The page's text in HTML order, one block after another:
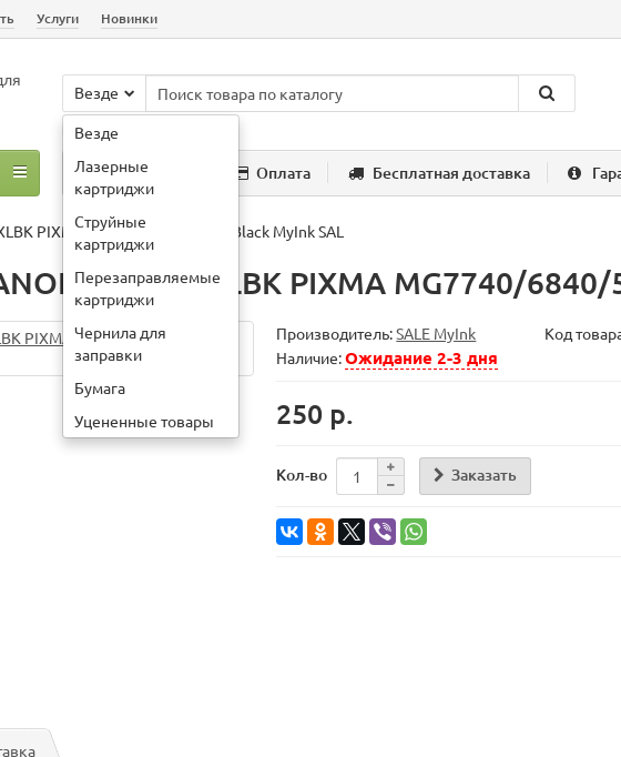
Услуги Новинки
Везде
Везде
Лазерные
картриджи
Струйные
картриджи
Перезаправляемые
картриджи
Чернила для
заправки
Бумага
Уцененные товары
Например:
О компании Оплата Бесплатная доставка
PIXMA MG7740/6840/5740 Black MyInk SAL
CLI-471 XLBK PIXMA MG7740/6840/
Производитель:SALE MyInk
Код
Наличие:Ожидание 2-3 дня
250 р.
Кол-во Заказать